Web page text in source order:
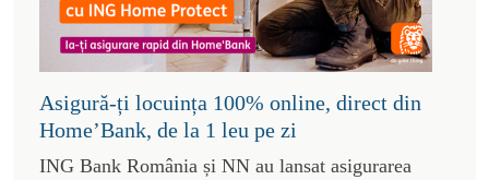
Asigură-ți locuința 100% online, direct din
Home’Bank, de la 1 leu pe zi
ING Bank România și NN au lansat asigurarea